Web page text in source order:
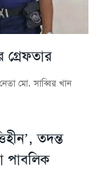
গ্রেফতার
মো. সাব্বির খান
তদন্ত
পাবলিক